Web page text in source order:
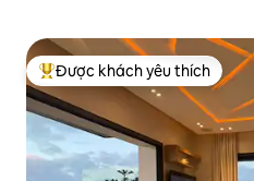
Được khách yêu thích nhất
Được khách yêu thích